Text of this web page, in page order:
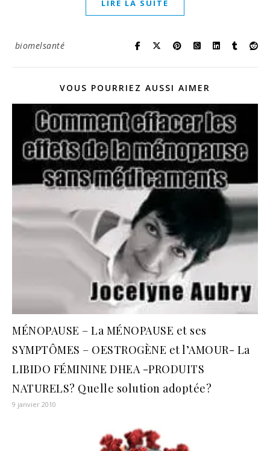
LIRE LA SUITE
biomelsanté
VOUS POURRIEZ AUSSI AIMER
MÉNOPAUSE – La MÉNOPAUSE et ses
SYMPTÔMES – OESTROGÈNE et l’AMOUR- La
LIBIDO FÉMININE DHEA -PRODUITS
NATURELS? Quelle solution adoptée?
9 janvier 2010